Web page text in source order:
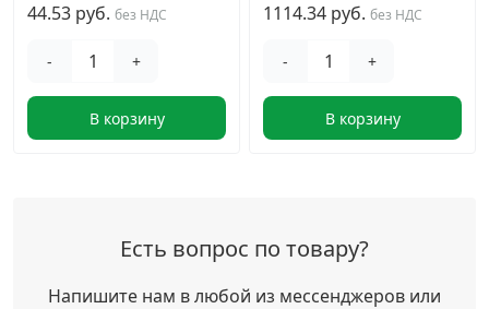
44.53 руб. без НДС
- +
В корзину
1114.34 руб. без НДС
- +
В корзину
Есть вопрос по товару?
Напишите нам в любой из мессенджеров или